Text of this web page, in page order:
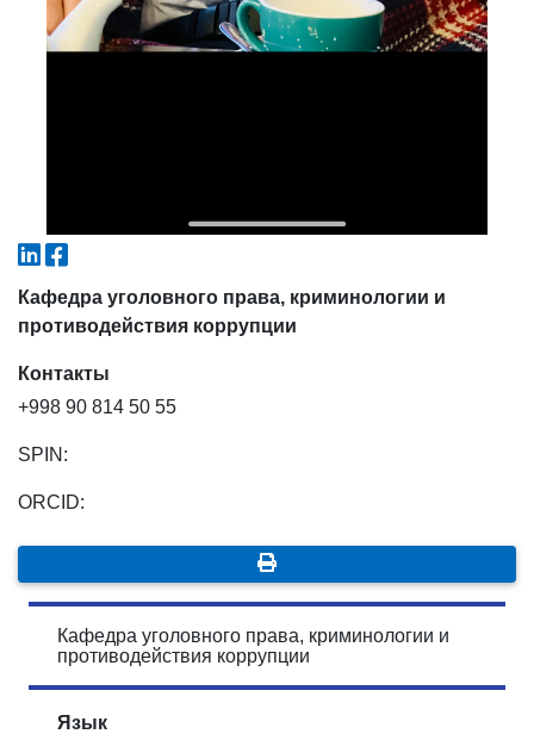
Кафедра уголовного права, криминологии и
противодействия коррупции
Контакты
+998 90 814 50 55
SPIN:
ORCID:
Кафедра уголовного права, криминологии и
противодействия коррупции
Язык